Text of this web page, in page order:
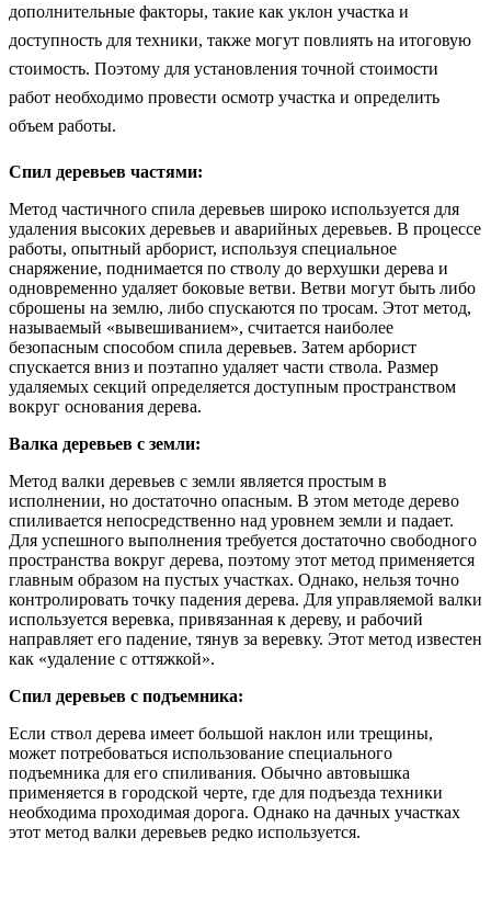
дополнительные факторы, такие как уклон участка и
доступность для техники, также могут повлиять на итоговую
стоимость. Поэтому для установления точной стоимости
работ необходимо провести осмотр участка и определить
объем работы.
Спил деревьев частями:
Метод частичного спила деревьев широко используется для
удаления высоких деревьев и аварийных деревьев. В процессе
работы, опытный арборист, используя специальное
снаряжение, поднимается по стволу до верхушки дерева и
одновременно удаляет боковые ветви. Ветви могут быть либо
сброшены на землю, либо спускаются по тросам. Этот метод,
называемый «вывешиванием», считается наиболее
безопасным способом спила деревьев. Затем арборист
спускается вниз и поэтапно удаляет части ствола. Размер
удаляемых секций определяется доступным пространством
вокруг основания дерева.
Валка деревьев с земли:
Метод валки деревьев с земли является простым в
исполнении, но достаточно опасным. В этом методе дерево
спиливается непосредственно над уровнем земли и падает.
Для успешного выполнения требуется достаточно свободного
пространства вокруг дерева, поэтому этот метод применяется
главным образом на пустых участках. Однако, нельзя точно
контролировать точку падения дерева. Для управляемой валки
используется веревка, привязанная к дереву, и рабочий
направляет его падение, тянув за веревку. Этот метод известен
как «удаление с оттяжкой».
Спил деревьев с подъемника:
Если ствол дерева имеет большой наклон или трещины,
может потребоваться использование специального
подъемника для его спиливания. Обычно автовышка
применяется в городской черте, где для подъезда техники
необходима проходимая дорога. Однако на дачных участках
этот метод валки деревьев редко используется.